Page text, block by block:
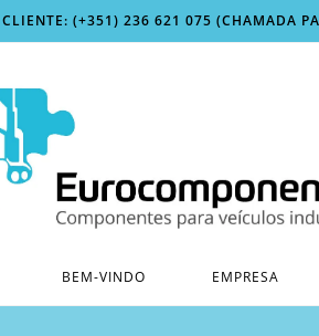
(+351) 236 621 075 (CHAMADA
BEM-VINDO EMPRESA